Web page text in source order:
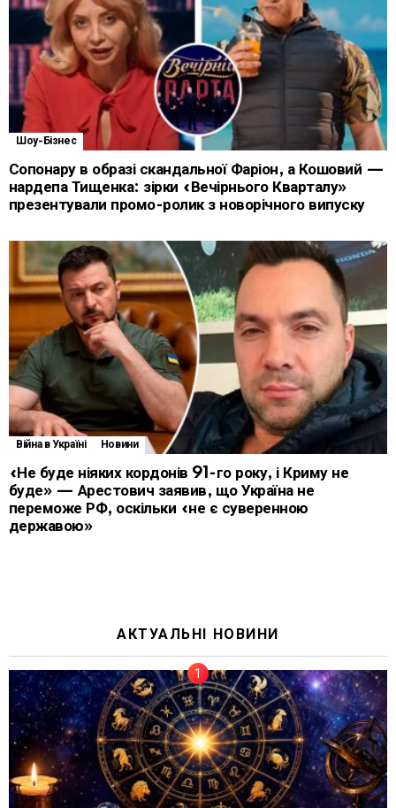
Шоу-Бізнес
Сопонару в образі скандальної Фаріон, а Кошовий —
нардепа Тищенка: зірки «Вечірнього Кварталу»
презентували промо-ролик з новорічного випуску
Війна в Україні Новини
«Не буде ніяких кордонів 91-го року, і Криму не
буде» — Арестович заявив, що Україна не
переможе РФ, оскільки «не є суверенною
державою»
АКТУАЛЬНІ НОВИНИ